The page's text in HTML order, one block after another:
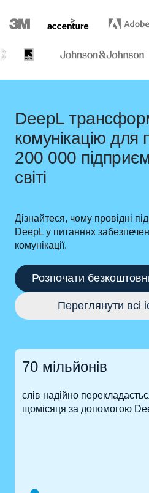
DeepL
комунікацію для
200 000
світі
Дізнайтеся, чому провідні
DeepL у питаннях
комунікації.
Розпочати
Переглянути всі
70 мільйонів
слів надійно
щомісяця за допомогою